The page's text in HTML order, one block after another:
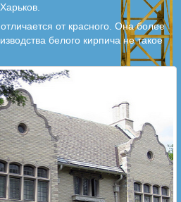
от красного. Она более
белого кирпича не такое